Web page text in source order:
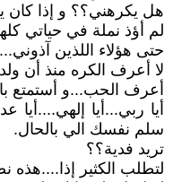
هل يكرهني؟؟ و إذا كان
لم أؤذ نملة في حياتي
حتى هؤلاء اللذين
لا أعرف الكره منذ أن
أعرف الحب...و أستمتع
أيا ربي...أيا
سلم نفسك الي بالحال.
تريد فدية؟؟
لتطلب الكثير